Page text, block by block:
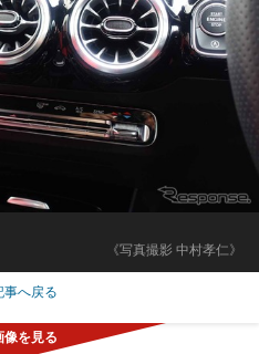
《写真撮影 中村孝仁》
事へ戻る